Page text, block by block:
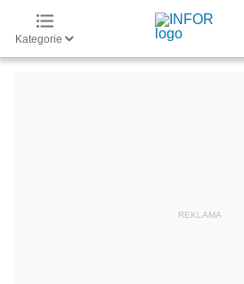
Kategorie